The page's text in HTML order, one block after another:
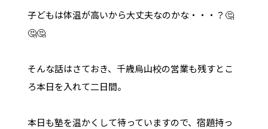
子どもは体温が高いから大丈夫なのかな・・・？🤔
🤔🤔
そんな話はさておき、千歳烏山校の営業も残すとこ
ろ本日を入れて二日間。
本日も塾を温かくして待っていますので、宿題持っ